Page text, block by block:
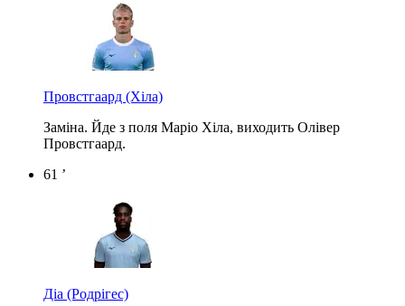
Провстгаард (Хіла)
Заміна. Йде з поля Маріо Хіла, виходить Олівер
Провстгаард.
61 ’
Діа (Родрігес)